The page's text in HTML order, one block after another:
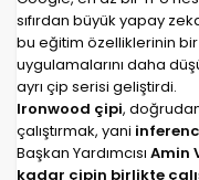
sıfırdan büyük yapay
bu eğitim özelliklerinin bir
uygulamalarını daha
ayrı çip serisi geliştirdi.
Ironwood çipi,
çalıştırmak, yani
Başkan Yardımcısı Amin
kadar çipin birlikte